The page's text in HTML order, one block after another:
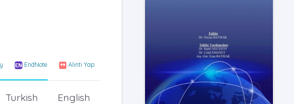
EndNote Alıntı Yap
English
Turkish